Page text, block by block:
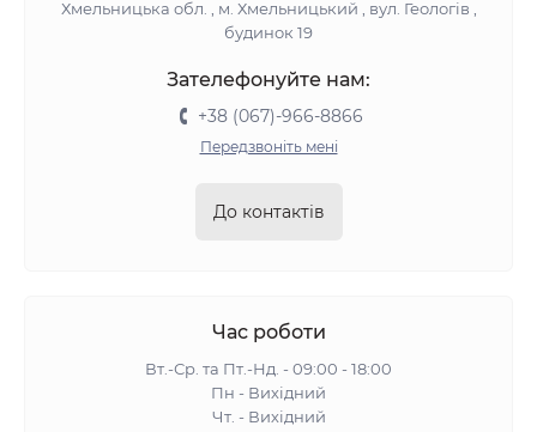
Хмельницька обл. , м. Хмельницький , вул. Геологів ,
будинок 19
Зателефонуйте нам:
+38 (067)-966-8866
Передзвоніть мені
До контактів
Час роботи
Вт.-Ср. та Пт.-Нд. - 09:00 - 18:00
Пн - Вихідний
Чт. - Вихідний